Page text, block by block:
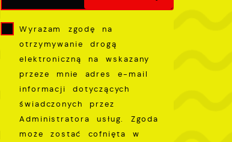
Wyrażam zgodę na
otrzymywanie drogą
elektroniczną na wskazany
przeze mnie adres e-mail
informacji dotyczących
świadczonych przez
Administratora usług. Zgoda
może zostać cofnięta w